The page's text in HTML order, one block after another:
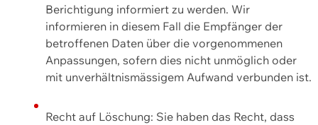
Berichtigung informiert zu werden. Wir
informieren in diesem Fall die Empfänger der
betroffenen Daten über die vorgenommenen
Anpassungen, sofern dies nicht unmöglich oder
mit unverhältnismässigem Aufwand verbunden ist.
Recht auf Löschung: Sie haben das Recht, dass